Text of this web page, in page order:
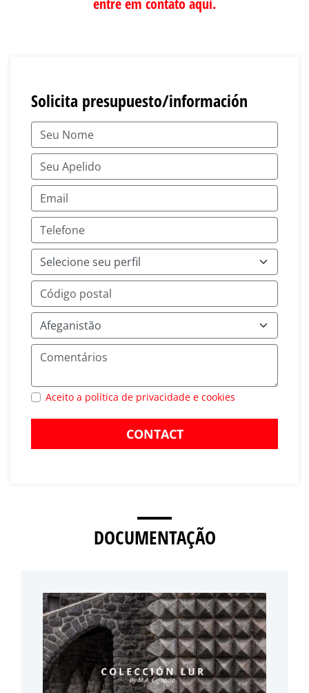
entre em contato aqui.
Solicita presupuesto/información
Aceito a política de privacidade e cookies
CONTACT
DOCUMENTAÇÃO